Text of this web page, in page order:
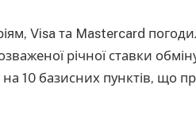
Visa та Mastercard
річної ставки
10 базисних пунктів, що